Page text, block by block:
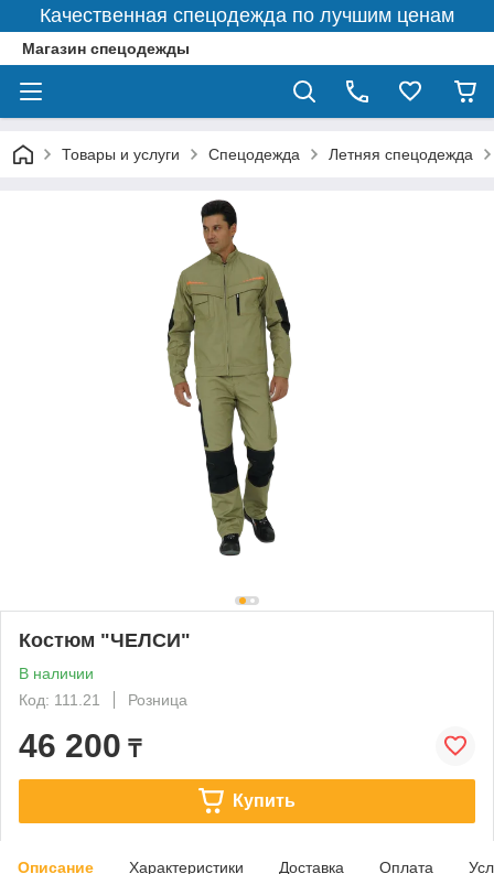
Качественная спецодежда по лучшим ценам
Магазин спецодежды
Товары и услуги Спецодежда Летняя спецодежда
Костюм "ЧЕЛСИ"
В наличии
Код: 111.21
Розница
46 200 ₸
Купить
Описание Характеристики Доставка Оплата